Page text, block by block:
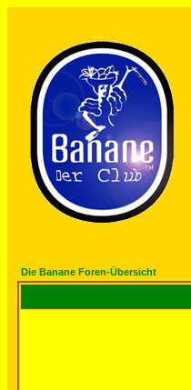
Die Banane Foren-Übersicht